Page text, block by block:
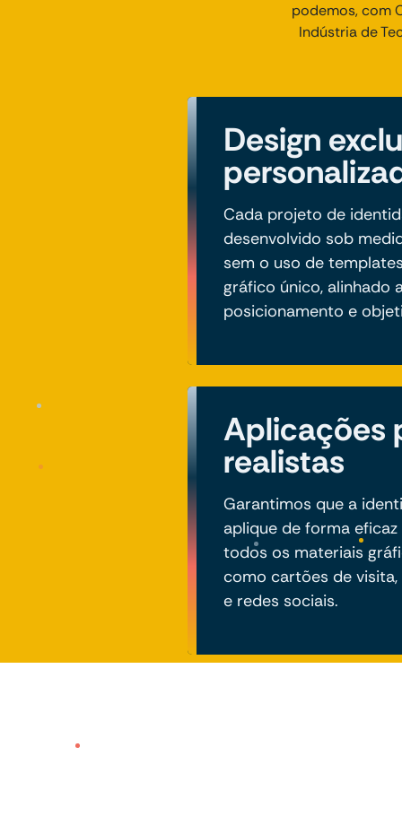
podemos, com
Indústria de
Design
Cada projeto de
desenvolvido sob
sem o uso de
gráfico único, alinhado
posicionamento e
Aplicações
realistas
Garantimos que a
aplique de forma
todos os materiais
como cartões de
e redes sociais.